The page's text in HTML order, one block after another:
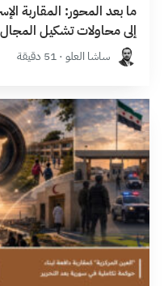
ما بعد المحور: المقاربة
إلى محاولات تشكيل المجال
ساشا العلو · 51 دقيقة